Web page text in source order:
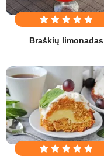
Braškių limonadas